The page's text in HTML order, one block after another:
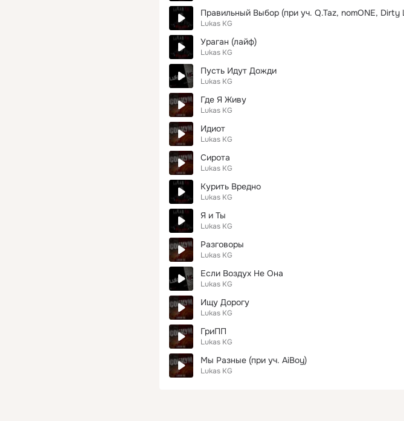
Правильный Выбор (при уч. Q.Taz, nomONE, Dirty
Lukas KG
Ураган (лайф)
Lukas KG
Пусть Идут Дожди
Lukas KG
Где Я Живу
Lukas KG
Идиот
Lukas KG
Сирота
Lukas KG
Курить Вредно
Lukas KG
Я и Ты
Lukas KG
Разговоры
Lukas KG
Если Воздух Не Она
Lukas KG
Ищу Дорогу
Lukas KG
ГриПП
Lukas KG
Мы Разные (при уч. AiBoy)
Lukas KG